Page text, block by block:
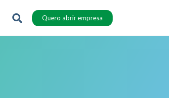
Quero abrir empresa